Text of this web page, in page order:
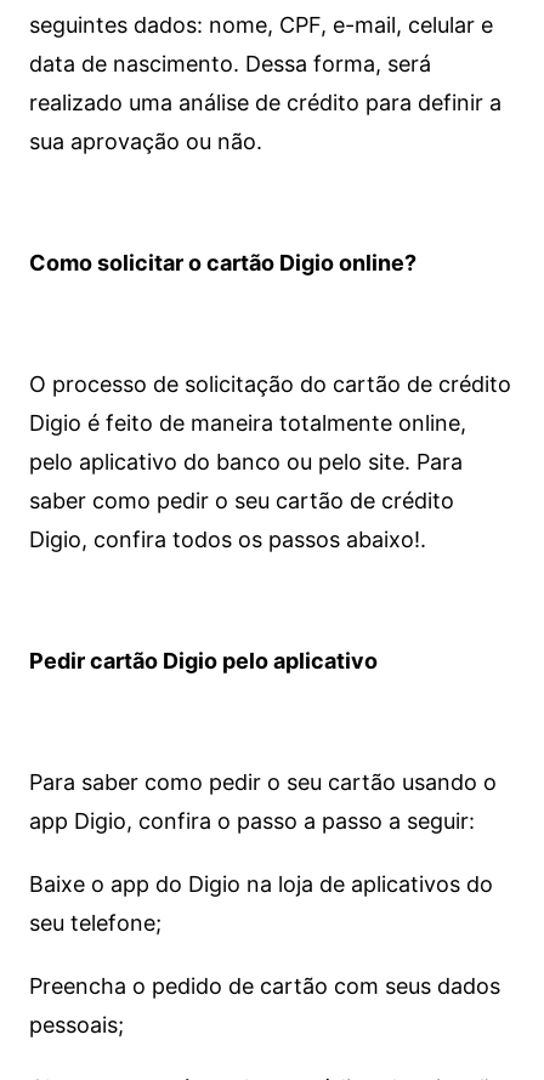
seguintes dados: nome, CPF, e-mail, celular e
data de nascimento. Dessa forma, será
realizado uma análise de crédito para definir a
sua aprovação ou não.
Como solicitar o cartão Digio online?
O processo de solicitação do cartão de crédito
Digio é feito de maneira totalmente online,
pelo aplicativo do banco ou pelo site. Para
saber como pedir o seu cartão de crédito
Digio, confira todos os passos abaixo!.
Pedir cartão Digio pelo aplicativo
Para saber como pedir o seu cartão usando o
app Digio, confira o passo a passo a seguir:
Baixe o app do Digio na loja de aplicativos do
seu telefone;
Preencha o pedido de cartão com seus dados
pessoais;